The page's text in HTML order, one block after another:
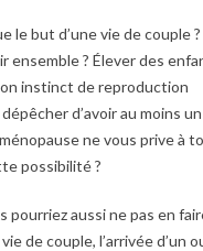
le but d’une vie de couple ?
ensemble ? Élever des
instinct de reproduction
d’avoir au moins
ne vous prive à
possibilité ?
pourriez aussi ne pas en
de couple, l’arrivée d’un